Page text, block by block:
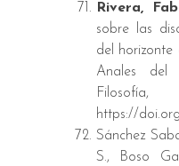
Rivera,
sobre las
del horizonte
Anales del
https://
Sánchez
S., Boso